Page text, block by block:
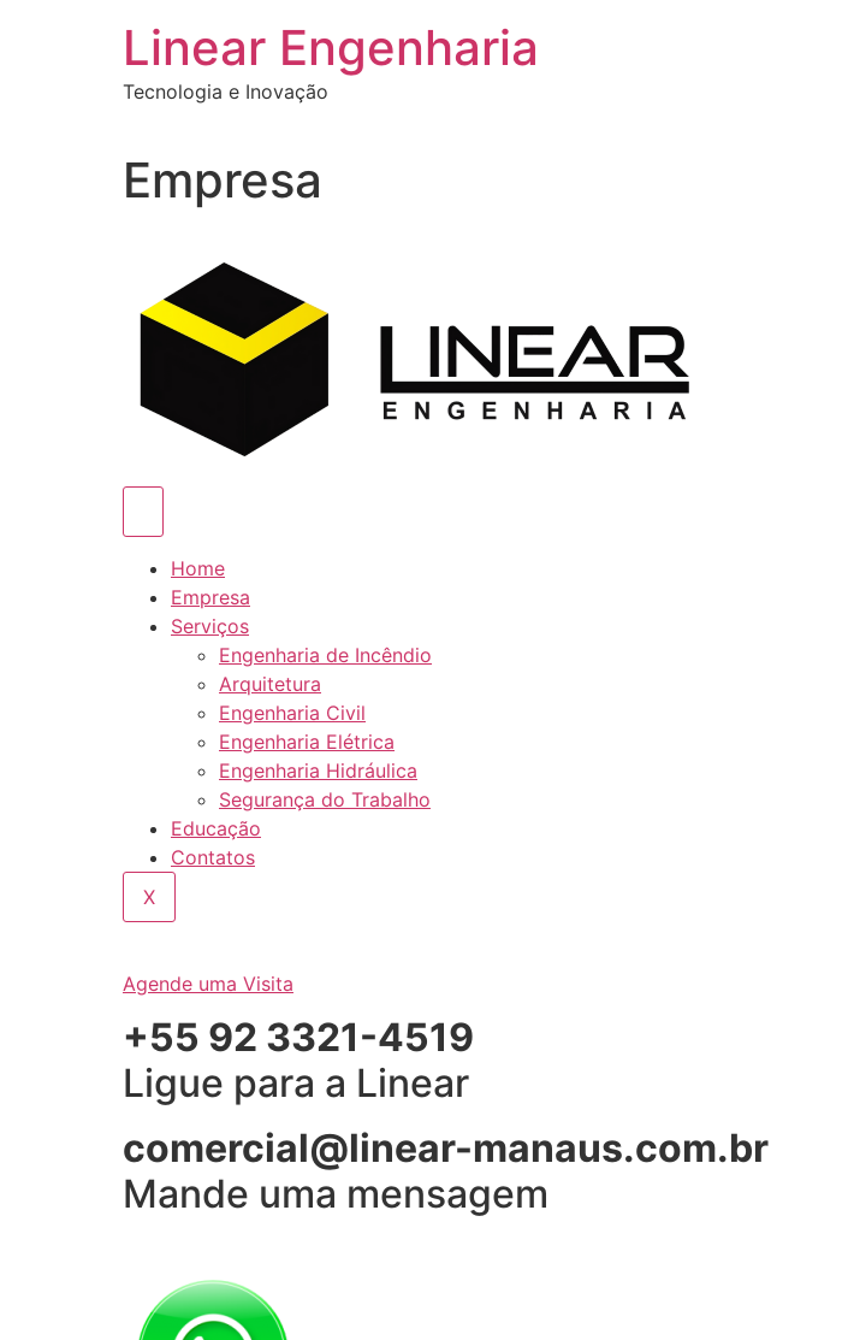
Linear Engenharia
Tecnologia e Inovação
Empresa
Home
Empresa
Serviços
Engenharia de Incêndio
Arquitetura
Engenharia Civil
Engenharia Elétrica
Engenharia Hidráulica
Segurança do Trabalho
Educação
Contatos
X
Agende uma Visita
+55 92 3321-4519
Ligue para a Linear
comercial@linear-manaus.com.br
Mande uma mensagem